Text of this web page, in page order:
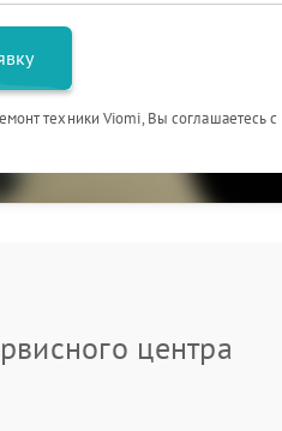
техники Viomi, Вы соглашаетесь с
центра